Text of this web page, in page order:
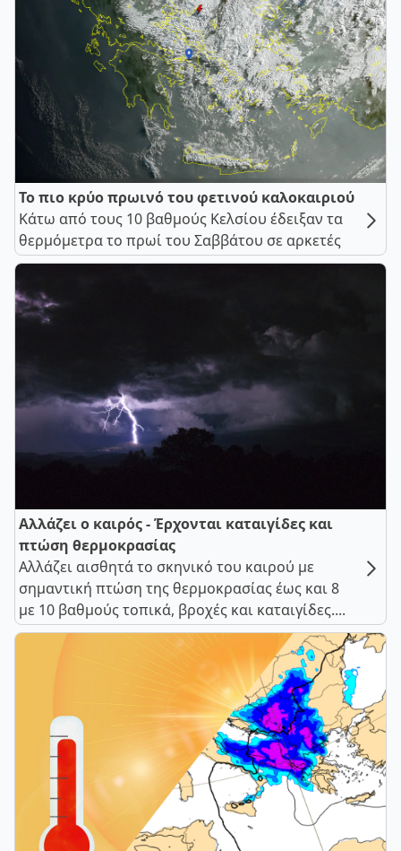
Το πιο κρύο πρωινό του φετινού καλοκαιριού
Κάτω από τους 10 βαθμούς Κελσίου έδειξαν τα
θερμόμετρα το πρωί του Σαββάτου σε αρκετές
Αλλάζει ο καιρός - Έρχονται καταιγίδες και
πτώση θερμοκρασίας
Αλλάζει αισθητά το σκηνικό του καιρού με
σημαντική πτώση της θερμοκρασίας έως και 8
με 10 βαθμούς τοπικά, βροχές και καταιγίδες....